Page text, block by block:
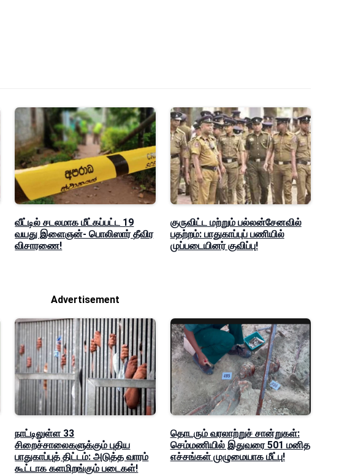
வீட்டில் சடலமாக மீட்கப்பட்ட 19
வயது இளைஞன்- பொலிஸார் தீவிர
விசாரணை!
குருவிட்ட மற்றும் பல்லன்சேனவில்
பதற்றம்: பாதுகாப்புப் பணியில்
முப்படையினர் குவிப்பு!
Advertisement
நாட்டிலுள்ள 33
சிறைச்சாலைகளுக்கும் புதிய
பாதுகாப்புத் திட்டம்: அடுத்த வாரம்
கூட்டாக களமிறங்கும் படைகள்!
தொடரும் வரலாற்றுச் சான்றுகள்:
செம்மணியில் இதுவரை 501 மனித
எச்சங்கள் முழுமையாக மீட்பு!